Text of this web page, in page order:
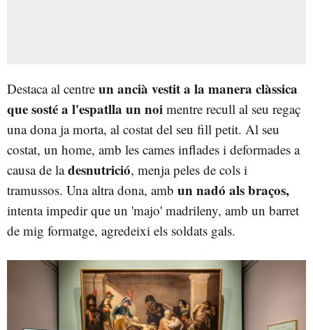
Destaca al centre un ancià vestit a la manera clàssica
que sosté a l'espatlla un noi mentre recull al seu regaç
una dona ja morta, al costat del seu fill petit. Al seu
costat, un home, amb les cames inflades i deformades a
causa de ladesnutrició, menja peles de cols i
tramussos. Una altra dona, amb un nadó als braços,
intenta impedir que un 'majo' madrileny, amb un barret
de mig formatge, agredeixi els soldats gals.